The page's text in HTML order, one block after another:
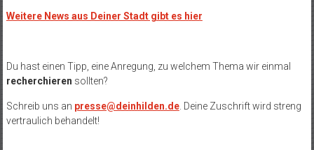
Weitere News aus Deiner Stadt gibt es hier
Du hast einen Tipp, eine Anregung, zu welchem Thema wir einmal
recherchieren sollten?
Schreib uns an presse@deinhilden.de. Deine Zuschrift wird streng
vertraulich behandelt!